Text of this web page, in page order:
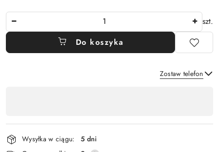
szt.
Do koszyka
Zostaw telefon
i
dostawaWysyłka w ciągu:
5 dni